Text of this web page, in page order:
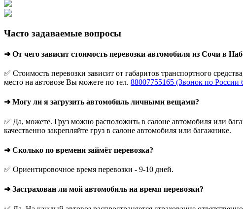
Часто задаваемые вопросы
➜ От чего зависит стоимость перевозки автомобиля из Сочи в
✅ Стоимость перевозки зависит от габаритов транспортного
место на автовозе Вы можете по тел. 88007755165 (Звонок по России
➜ Могу ли я загрузить автомобиль личными вещами?
✅ Да, можете. Груз можно расположить в салоне автомобиля или
качественно закрепляйте груз в салоне автомобиля или багажнике.
➜ Сколько по времени займёт перевозка?
✅ Ориентировочное время перевозки - 9-10 дней.
➜ Застрахован ли мой автомобиль на время перевозки?